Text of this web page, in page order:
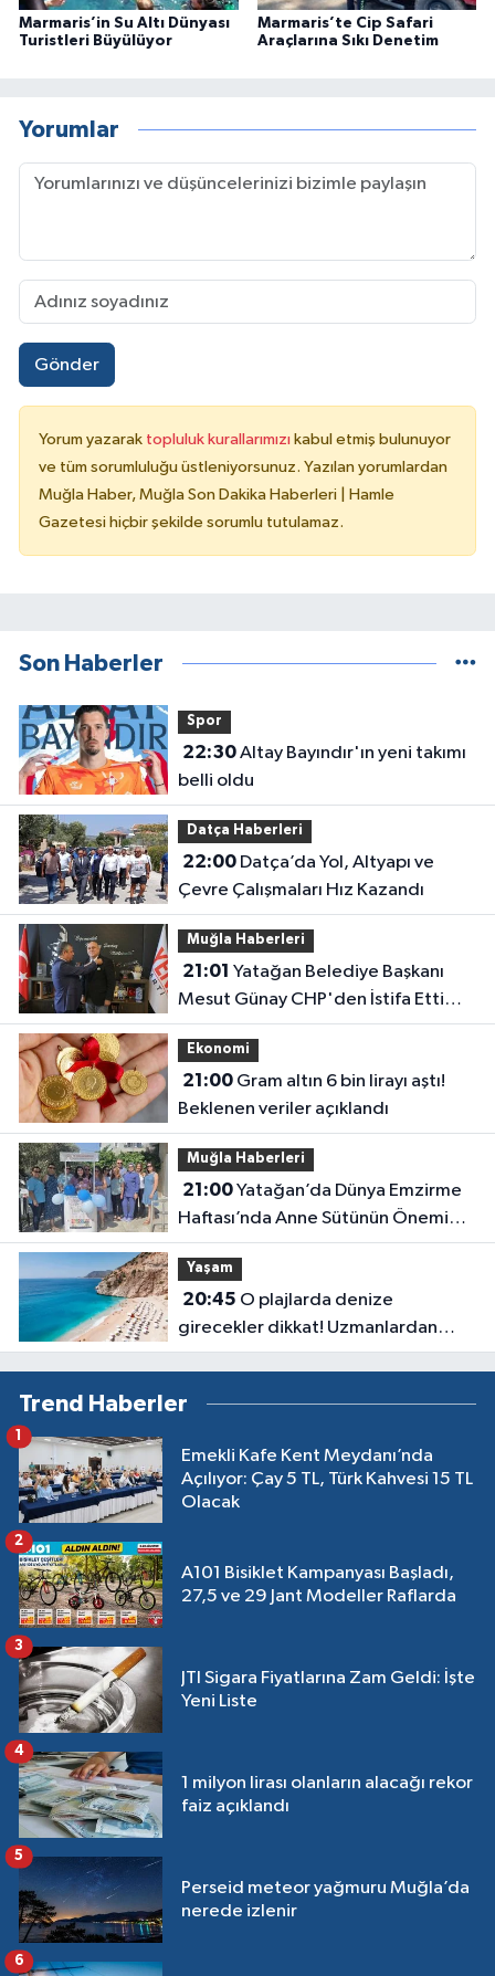
Marmaris’in Su Altı Dünyası
Turistleri Büyülüyor
Marmaris’te Cip Safari
Araçlarına Sıkı Denetim
Yorumlar
Gönder
Yorum yazarak topluluk kurallarımızı kabul etmiş bulunuyor
ve tüm sorumluluğu üstleniyorsunuz. Yazılan yorumlardan
Muğla Haber, Muğla Son Dakika Haberleri | Hamle
Gazetesi hiçbir şekilde sorumlu tutulamaz.
Son Haberler
Spor
22:30Altay Bayındır'ın yeni takımı
belli oldu
Datça Haberleri
22:00Datça’da Yol, Altyapı ve
Çevre Çalışmaları Hız Kazandı
Muğla Haberleri
21:01
Mesut Günay CHP'den İstifa Etti
Yeni Parti'ye Katıldı
Ekonomi
21:00Gram altın 6 bin lirayı aştı!
Beklenen veriler açıklandı
Muğla Haberleri
21:00Yatağan’da Dünya Emzirme
Haftası’nda Anne Sütünün Önemi
Anlatıldı
Yaşam
20:45
girecekler dikkat! Uzmanlardan
kirlilik uyarısı geldi
Trend Haberler
Emekli Kafe Kent Meydanı’nda
Açılıyor: Çay 5 TL, Türk Kahvesi 15 TL
Olacak
1
A101 Bisiklet Kampanyası Başladı,
27,5 ve 29 Jant Modeller Raflarda
2
JTI Sigara Fiyatlarına Zam Geldi: İşte
Yeni Liste
3
1 milyon lirası olanların alacağı rekor
faiz açıklandı
4
Perseid meteor yağmuru Muğla’da
nerede izlenir
5
6